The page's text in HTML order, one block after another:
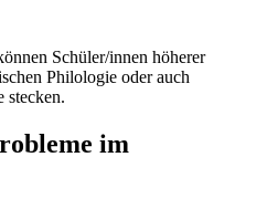
Schüler/innen höherer
Philologie oder auch
stecken.
im